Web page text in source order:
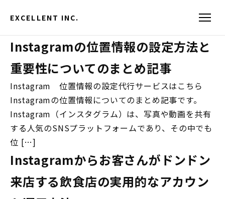
EXCELLENT INC.
Instagramの位置情報の設定方法と
重要性についてのまとめ記事
Instagram 位置情報の設定代行サービスはこちら
Instagramの位置情報についてのまとめ記事です。
Instagram（インスタグラム）は、写真や動画を共有
する人気のSNSプラットフォームであり、その中でも
位 […]
Instagramからお客さんがドンドン
来店する飲食店の実用的なアカウン